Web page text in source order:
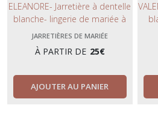
ELEANORE- Jarretière à dentelle
blanche- lingerie de mariée à
strass en cristal bleu Swarovski-
lingerie chic et bohème-
collection 2023.
JARRETIÈRES DE MARIÉE
À PARTIR DE 25€
AJOUTER AU PANIER